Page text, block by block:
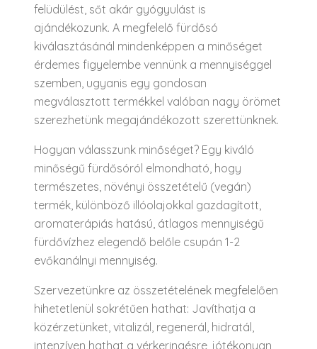
felüdülést, sőt akár gyógyulást is
ajándékozunk. A megfelelő fürdősó
kiválasztásánál mindenképpen a minőséget
érdemes figyelembe vennünk a mennyiséggel
szemben, ugyanis egy gondosan
megválasztott termékkel valóban nagy örömet
szerezhetünk megajándékozott szerettünknek.
Hogyan válasszunk minőséget? Egy kiváló
minőségű fürdősóról elmondható, hogy
természetes, növényi összetételű (vegán)
termék, különböző illóolajokkal gazdagított,
aromaterápiás hatású, átlagos mennyiségű
fürdővízhez elegendő belőle csupán 1-2
evőkanálnyi mennyiség.
Szervezetünkre az összetételének megfelelően
hihetetlenül sokrétűen hathat: Javíthatja a
közérzetünket, vitalizál, regenerál, hidratál,
intenzíven hathat a vérkeringésre, jótékonyan